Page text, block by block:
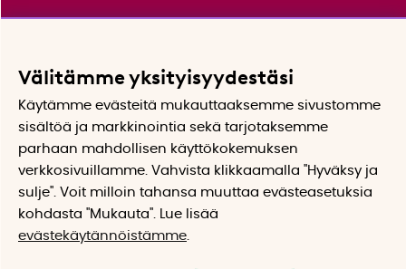
Välitämme yksityisyydestäsi
Käytämme evästeitä mukauttaaksemme sivustomme
sisältöä ja markkinointia sekä tarjotaksemme
parhaan mahdollisen käyttökokemuksen
verkkosivuillamme. Vahvista klikkaamalla "Hyväksy ja
sulje". Voit milloin tahansa muuttaa evästeasetuksia
kohdasta "Mukauta". Lue lisää
evästekäytännöistämme